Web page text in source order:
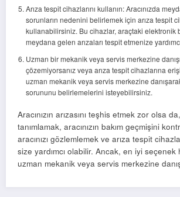
Arıza tespit cihazlarını kullanın: Aracınızda
sorunların nedenini belirlemek için arıza tespit
kullanabilirsiniz. Bu cihazlar, araçtaki elektronik
meydana gelen arızaları tespit etmenize
Uzman bir mekanik veya servis merkezine
çözemiyorsanız veya arıza tespit cihazlarına
uzman mekanik veya servis merkezine danışarak
sorununu belirlemelerini isteyebilirsiniz.
Aracınızın arızasını teşhis etmek zor olsa
tanımlamak, aracınızın bakım geçmişini
aracınızı gözlemlemek ve arıza tespit
size yardımcı olabilir. Ancak, en iyi
uzman mekanik veya servis merkezine